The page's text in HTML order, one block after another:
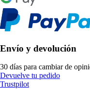
Envío y devolución
30 días para cambiar de
Devuelve tu pedido
Trustpilot